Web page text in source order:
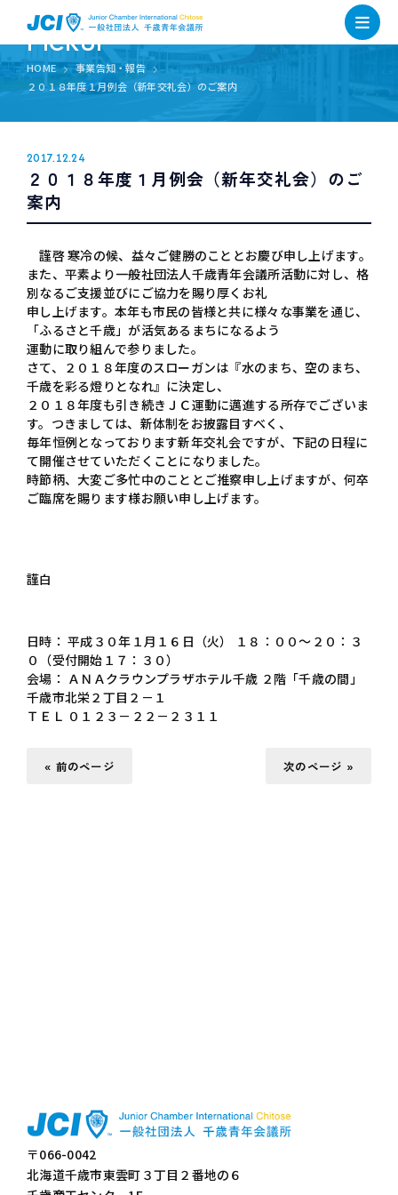
PICKUP
HOME
事業告知・報告
２０１８年度１月例会（新年交礼会）のご案内
2017.12.24
２０１８年度１月例会（新年交礼会）のご
案内
謹啓 寒冷の候、益々ご健勝のこととお慶び申し上げます。
また、平素より一般社団法人千歳青年会議所活動に対し、格
別なるご支援並びにご協力を賜り厚くお礼
申し上げます。本年も市民の皆様と共に様々な事業を通じ、
「ふるさと千歳」が活気あるまちになるよう
運動に取り組んで参りました。
さて、２０１８年度のスローガンは『水のまち、空のまち、
千歳を彩る燈りとなれ』に決定し、
２０１８年度も引き続きＪＣ運動に邁進する所存でございま
す。つきましては、新体制をお披露目すべく、
毎年恒例となっております新年交礼会ですが、下記の日程に
て開催させていただくことになりました。
時節柄、大変ご多忙中のこととご推察申し上げますが、何卒
ご臨席を賜ります様お願い申し上げます。
謹白
日時： 平成３０年１月１６日（火） １８：００～２０：３
０（受付開始１７：３０）
会場： ＡＮＡクラウンプラザホテル千歳 ２階「千歳の間」
千歳市北栄２丁目２－１
ＴＥＬ ０１２３－２２－２３１１
« 前のページ 次のページ »
〒066-0042
北海道千歳市東雲町３丁目２番地の６